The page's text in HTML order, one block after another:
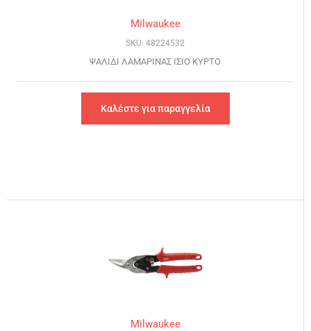
Milwaukee
SKU: 48224532
ΨΑΛΙΔΙ ΛΑΜΑΡΙΝΑΣ ΙΣΙΟ ΚΥΡΤΟ
Καλέστε για παραγγελία
Milwaukee